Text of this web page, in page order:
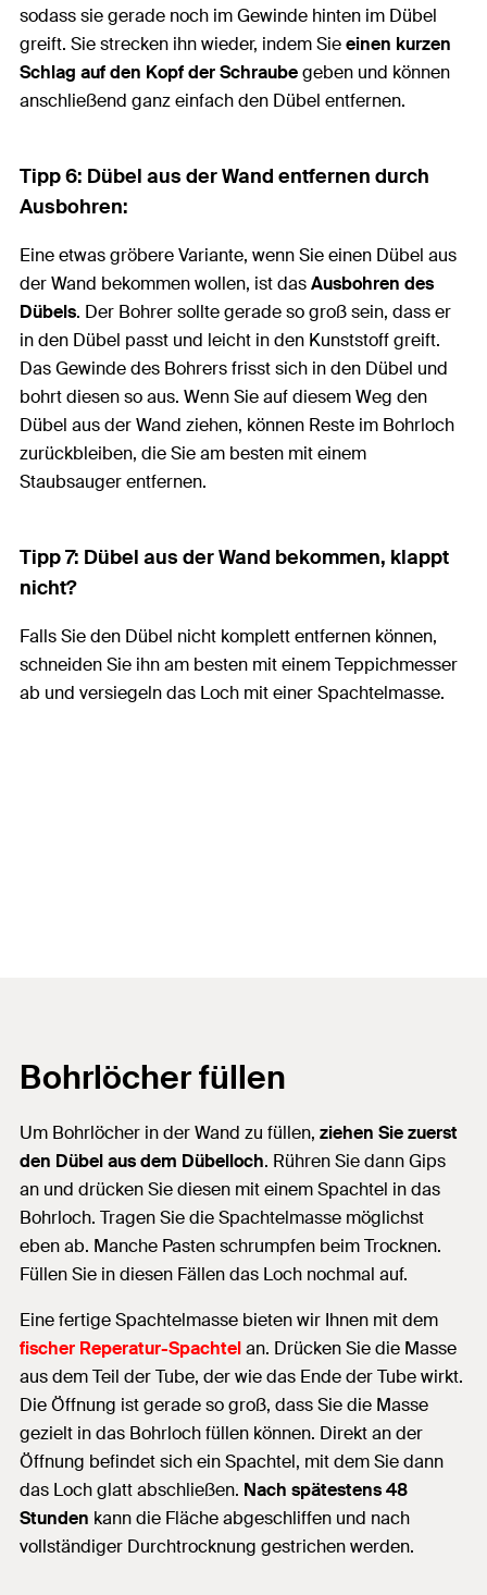
sodass sie gerade noch im Gewinde hinten im Dübel
greift. Sie strecken ihn wieder, indem Sieeinen kurzen
Schlag auf den Kopf der Schraubegeben und können
anschließend ganz einfach den Dübel entfernen.
Tipp 6: Dübel aus der Wand entfernen durch
Ausbohren:
Eine etwas gröbere Variante, wenn Sie einen Dübel aus
der Wand bekommen wollen, ist dasAusbohren des
Dübels. Der Bohrer sollte gerade so groß sein, dass er
in den Dübel passt und leicht in den Kunststoff greift.
Das Gewinde des Bohrers frisst sich in den Dübel und
bohrt diesen so aus. Wenn Sie auf diesem Weg den
Dübel aus der Wand ziehen, können Reste im Bohrloch
zurückbleiben, die Sie am besten mit einem
Staubsauger entfernen.
Tipp 7: Dübel aus der Wand bekommen, klappt
nicht?
Falls Sie den Dübel nicht komplett entfernen können,
schneiden Sie ihn am besten mit einem Teppichmesser
ab und versiegeln das Loch mit einer Spachtelmasse.
Bohrlöcher füllen
Um Bohrlöcher in der Wand zu füllen, ziehen Sie zuerst
den Dübel aus dem Dübelloch. Rühren Sie dann Gips
an und drücken Sie diesen mit einem Spachtel in das
Bohrloch. Tragen Sie die Spachtelmasse möglichst
eben ab. Manche Pasten schrumpfen beim Trocknen.
Füllen Sie in diesen Fällen das Loch nochmal auf.
Eine fertige Spachtelmasse bieten wir Ihnen mit dem
fischer Reperatur-Spachtelan. Drücken Sie die Masse
aus dem Teil der Tube, der wie das Ende der Tube wirkt.
Die Öffnung ist gerade so groß, dass Sie die Masse
gezielt in das Bohrloch füllen können. Direkt an der
Öffnung befindet sich ein Spachtel, mit dem Sie dann
das Loch glatt abschließen. Nach spätestens 48
Stunden kann die Fläche abgeschliffen und nach
vollständiger Durchtrocknung gestrichen werden.